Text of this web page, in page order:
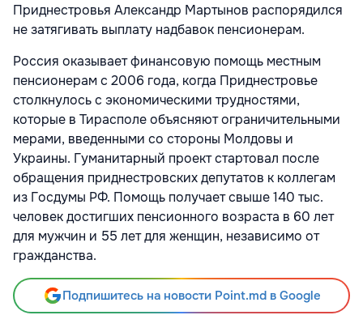
Приднестровья Александр Мартынов распорядился
не затягивать выплату надбавок пенсионерам.
Россия оказывает финансовую помощь местным
пенсионерам с 2006 года, когда Приднестровье
столкнулось с экономическими трудностями,
которые в Тирасполе объясняют ограничительными
мерами, введенными со стороны Молдовы и
Украины. Гуманитарный проект стартовал после
обращения приднестровских депутатов к коллегам
из Госдумы РФ. Помощь получает свыше 140 тыс.
человек достигших пенсионного возраста в 60 лет
для мужчин и 55 лет для женщин, независимо от
гражданства.
Подпишитесь на новости Point.md в Google